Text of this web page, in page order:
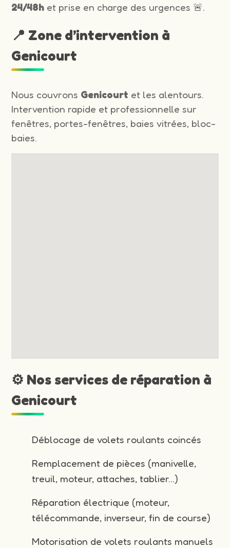
24/48h et prise en charge des urgences 🚨.
📍 Zone d’intervention à
Genicourt
Nous couvrons Genicourt et les alentours.
Intervention rapide et professionnelle sur
fenêtres, portes-fenêtres, baies vitrées, bloc-
baies.
⚙️ Nos services de réparation à
Genicourt
Déblocage de volets roulants coincés
Remplacement de pièces (manivelle,
treuil, moteur, attaches, tablier…)
Réparation électrique (moteur,
télécommande, inverseur, fin de course)
Motorisation de volets roulants manuels